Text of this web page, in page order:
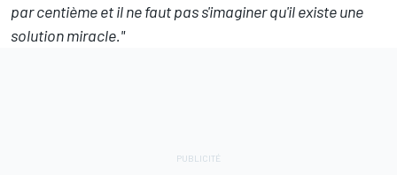
par centième et il ne faut pas s'imaginer qu'il existe une
solution miracle."